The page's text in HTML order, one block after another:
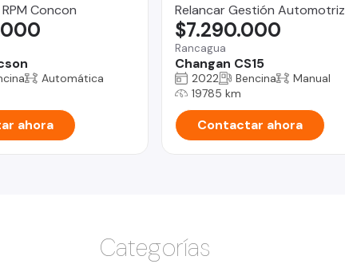
Concon
Automática
ahora
Relancar Gestión Automotriz
Rancagua
Changan CS15
$7.290.000
2022 Bencina
Manual
19785 km
Contactar ahora
Categorías